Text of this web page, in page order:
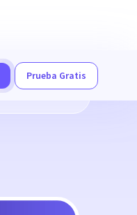
Prueba Gratis